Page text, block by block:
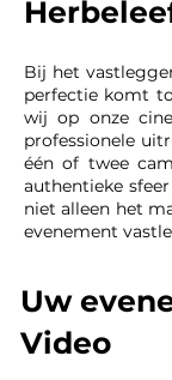
Bij het
perfectie komt
wij op onze
professionele
één of twee
authentieke
niet alleen het
evenement
Uw
Video